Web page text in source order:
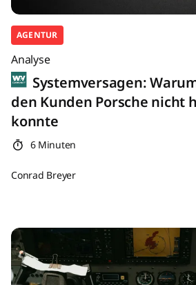
AGENTUR
Analyse
Systemversagen:
den Kunden Porsche nicht
konnte
6 Minuten
Conrad Breyer